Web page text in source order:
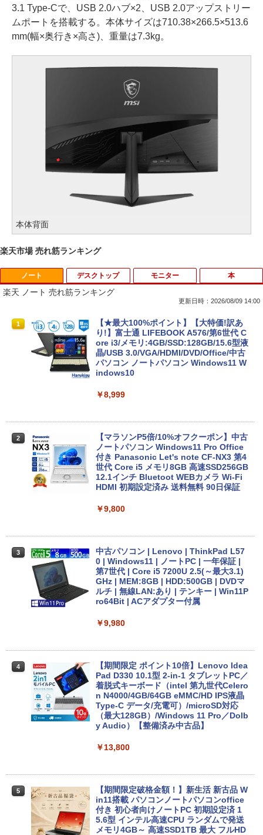
3.1 Type-Cで、USB 2.0ハブ×2、USB 2.0アップストリー
ムポートを搭載する。本体サイズは710.38×266.5×513.6
mm(幅×奥行き×高さ)、重量は7.3kg。
本体背面
楽天市場 売れ筋ランキング
ノート
楽天 ノート 売れ筋ランキング
更新日時：2026/08/09 14:00
1
【★最大100%ポイント】【大特価!訳あ
り!】富士通 LIFEBOOK A576/第6世代 C
ore i3/メモリ:4GB/SSD:128GB/15.6型液
晶/USB 3.0/VGA/HDMI/DVD/Office/中古
パソコン ノートパソコン Windows11 W
indows10
￥8,999
2
【マラソンP5倍/10%オフクーポン】中古
ノートパソコン Windows11 Pro Office
付き Panasonic Let's note CF-NX3 第4
世代 Core i5 メモリ8GB 高速SSD256GB
12.1インチ Bluetoot WEBカメラ Wi-Fi
HDMI 初期設定済み 送料無料 90日保証
￥9,800
3
中古パソコン | Lenovo | ThinkPad L57
0 | Windows11 | ノートPC | 一年保証 |
第7世代 | Core i5 7200U 2.5(～最大3.1)
GHz | MEM:8GB | HDD:500GB | DVDマ
ルチ | 無線LAN:あり | テンキー | Win11P
ro64Bit | ACアダプター付属
￥9,980
4
【期間限定 ポイント10倍】Lenovo Idea
Pad D330 10.1型 2-in-1 タブレットPC／
着脱式キーボード（intel 第九世代Celero
n N4000/4GB/64GB eMMC/HD IPS液晶
Type-C データ/充電可）/microSD対応
（最大128GB）/Windows 11 Pro／Dolb
y Audio）【整備済み中古品】
￥13,800
5
【期間限定破格金額！】新生活 新古品 W
in11搭載 パソコンノートパソコンoffice
付き 初心者向けノートPC 初期設定済 1
5.6型 インテル高速CPU ランダムで発送
メモリ4GB～ 高速SSD1TB 最大 フルHD
デスクトップ モニター 本